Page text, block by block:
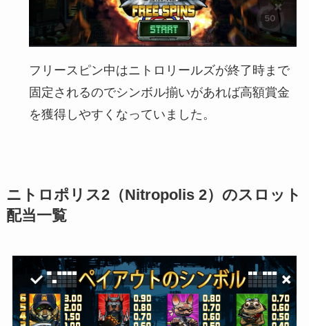
フリースピン中はニトロリールズが終了時まで
固定されるのでシンボル揃いがあれば高額賞金
を獲得しやすくなっていました。
ニトロポリス2（Nitropolis 2）のスロット
配当一覧